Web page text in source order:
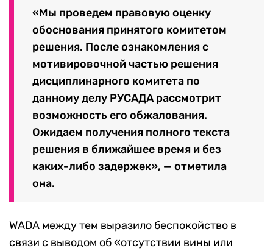
«Мы проведем правовую оценку
обоснования принятого комитетом
решения. После ознакомления с
мотивировочной частью решения
дисциплинарного комитета по
данному делу РУСАДА рассмотрит
возможность его обжалования.
Ожидаем получения полного текста
решения в ближайшее время и без
каких-либо задержек», — отметила
она.
WADA между тем выразило беспокойство в
связи с выводом об «отсутствии вины или